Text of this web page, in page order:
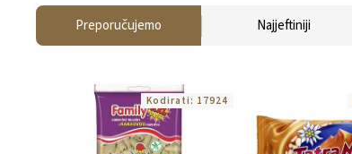
Preporučujemo Najjeftiniji
Kodirati: 17924